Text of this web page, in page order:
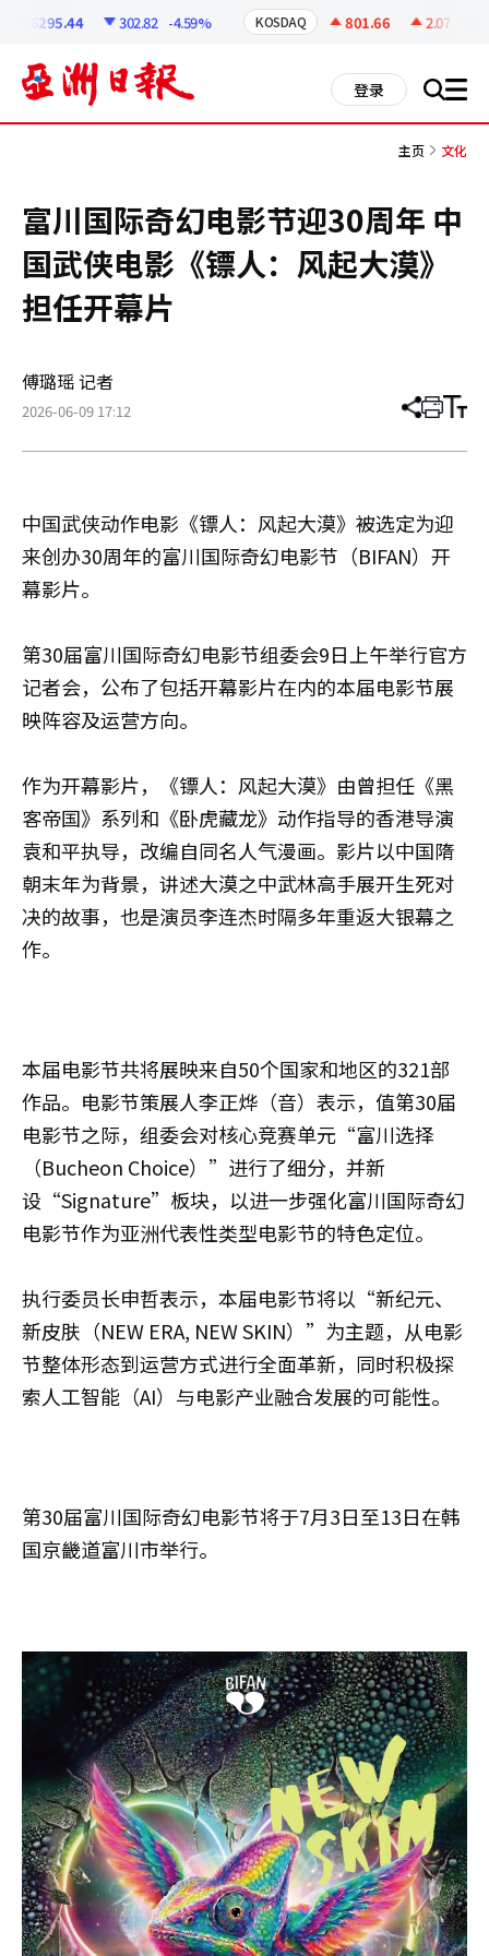
6295.44 302.82 -4.59% KOSDAQ 801.66 2.07
登录 搜 all
主页 文化
富川国际奇幻电影节迎30周年 中
国武侠电影《镖人：风起大漠》
担任开幕片
傅璐瑶 记者
2026-06-09 17:12 分
章
打 调
小
中国武侠动作电影《镖人：风起大漠》被选定为迎
来创办30周年的富川国际奇幻电影节（BIFAN）开
幕影片。
第30届富川国际奇幻电影节组委会9日上午举行官方
记者会，公布了包括开幕影片在内的本届电影节展
映阵容及运营方向。
作为开幕影片，《镖人：风起大漠》由曾担任《黑
客帝国》系列和《卧虎藏龙》动作指导的香港导演
袁和平执导，改编自同名人气漫画。影片以中国隋
朝末年为背景，讲述大漠之中武林高手展开生死对
决的故事，也是演员李连杰时隔多年重返大银幕之
作。
本届电影节共将展映来自50个国家和地区的321部
作品。电影节策展人李正烨（音）表示，值第30届
电影节之际，组委会对核心竞赛单元“富川选择
（Bucheon Choice）”进行了细分，并新
设“Signature”板块，以进一步强化富川国际奇幻
电影节作为亚洲代表性类型电影节的特色定位。
执行委员长申哲表示，本届电影节将以“新纪元、
新皮肤（NEW ERA, NEW SKIN）”为主题，从电影
节整体形态到运营方式进行全面革新，同时积极探
索人工智能（AI）与电影产业融合发展的可能性。
第30届富川国际奇幻电影节将于7月3日至13日在韩
国京畿道富川市举行。